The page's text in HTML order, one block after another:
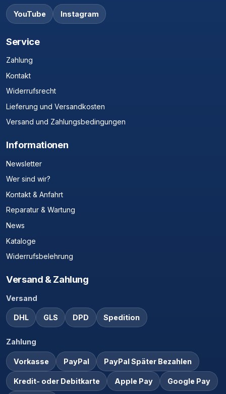
YouTube Instagram
Service
Zahlung
Kontakt
Widerrufsrecht
Lieferung und Versandkosten
Versand und Zahlungsbedingungen
Informationen
Newsletter
Wer sind wir?
Kontakt & Anfahrt
Reparatur & Wartung
News
Kataloge
Widerrufsbelehrung
Versand & Zahlung
Versand
DHL GLS DPD Spedition
Zahlung
Vorkasse PayPal PayPal Später Bezahlen
Kredit- oder Debitkarte Apple Pay Google Pay